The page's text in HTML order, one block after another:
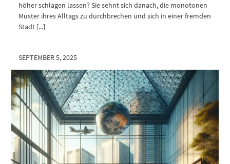
höher schlagen lassen? Sie sehnt sich danach, die monotonen
Muster ihres Alltags zu durchbrechen und sich in einer fremden
Stadt [...]
SEPTEMBER 5, 2025